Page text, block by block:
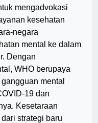
mengadvokasi
kesehatan
negara
mental ke dalam
Dengan
WHO berupaya
mental
19 dan
Kesetaraan
strategi baru